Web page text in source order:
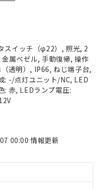
スイッチ（φ22）, 照光, 2
金属ベゼル, 手動復帰, 操作
透明）, IP66, ねじ端子台,
: -/点灯ユニット/NC, LED
: 赤, LEDランプ電圧:
00:00 情報更新